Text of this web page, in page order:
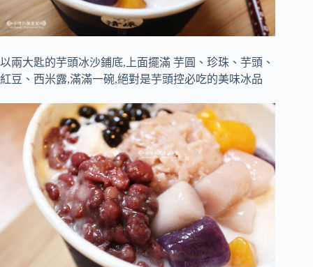
以兩大匙的芋頭冰沙鋪底,上面擺滿 芋圓、珍珠、芋頭、
紅豆、西米露,滿滿一碗,絕對是芋頭控必吃的美味冰品